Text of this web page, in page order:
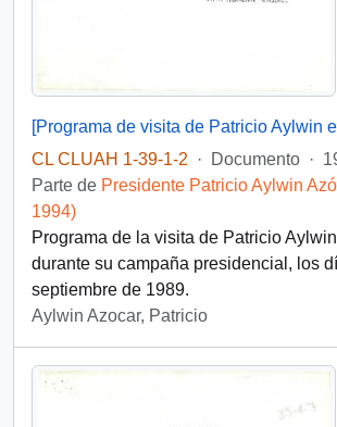
CL CLUAH 1-39-1-2
· Documento ·
Parte de Presidente Patricio Aylwin
1994)
Programa de la visita de Patricio
durante su campaña presidencial, los
septiembre de 1989.
Aylwin Azocar, Patricio